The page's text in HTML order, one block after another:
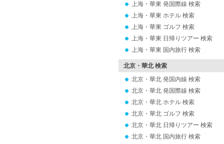
上海・華東 発国際線 検索
上海・華東 ホテル 検索
上海・華東 ゴルフ 検索
上海・華東 日帰りツアー 検索
上海・華東 国内旅行 検索
北京・華北 検索
北京・華北 発国内線 検索
北京・華北 発国際線 検索
北京・華北 ホテル 検索
北京・華北 ゴルフ 検索
北京・華北 日帰りツアー 検索
北京・華北 国内旅行 検索